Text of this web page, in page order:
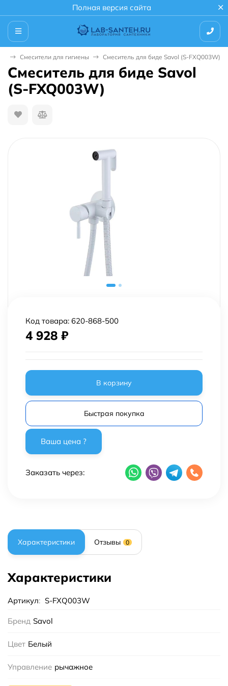
Полная версия сайта
Смесители для гигиены Смеситель для биде Savol (S-FXQ003W)
Смеситель для биде Savol
(S-FXQ003W)
Код товара: 620-868-500
4 928 ₽
В корзину
Быстрая покупка
Заказать через:
Характеристики Отзывы 0
Характеристики
Артикул: S-FXQ003W
Бренд Savol
Цвет Белый
Управление рычажное